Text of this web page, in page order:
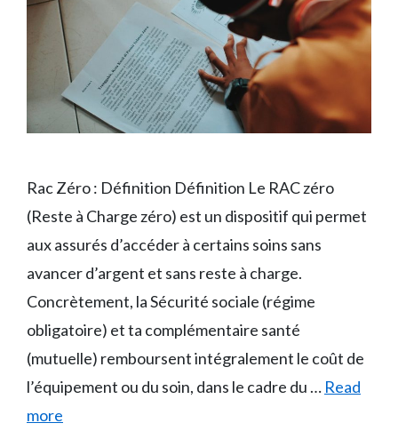
Rac Zéro : Définition Définition Le RAC zéro
(Reste à Charge zéro) est un dispositif qui permet
aux assurés d’accéder à certains soins sans
avancer d’argent et sans reste à charge.
Concrètement, la Sécurité sociale (régime
obligatoire) et ta complémentaire santé
(mutuelle) remboursent intégralement le coût de
l’équipement ou du soin, dans le cadre du … Read
more